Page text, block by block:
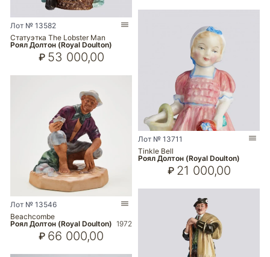
Лот № 13582
Статуэтка The Lobster Man
Роял Долтон (Royal Doulton)
₽ 53 000,00
Лот № 13546
Beachcombe
Роял Долтон (Royal Doulton) 1972
₽ 66 000,00
Лот № 13711
Tinkle Bell
Роял Долтон (Royal Doulton)
₽ 21 000,00